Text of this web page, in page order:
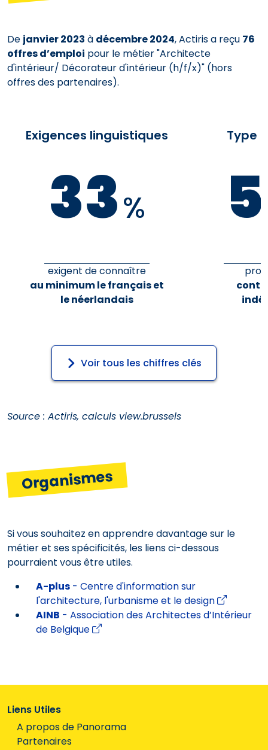
De janvier 2023 à décembre 2024, Actiris a reçu 76
offres d’emploi pour le métier "Architecte
d'intérieur/ Décorateur d'intérieur (h/f/x)" (hors
offres des partenaires).
Exigences linguistiques
33%
exigent de connaître
au minimum le français et
le néerlandais
Type
Voir tous les chiffres clés
Source : Actiris, calculs view.brussels
Organismes
Si vous souhaitez en apprendre davantage sur le
métier et ses spécificités, les liens ci-dessous
pourraient vous être utiles.
A-plus - Centre d'information sur
l'architecture, l'urbanisme et le design
AINB - Association des Architectes d’Intérieur
de Belgique
Liens Utiles
A propos de Panorama
Partenaires